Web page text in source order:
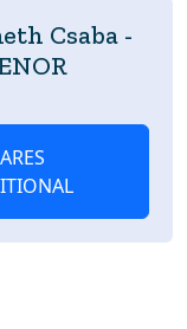
Csaba -